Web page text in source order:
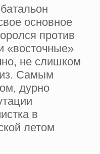
основное
против
«восточные»
не слишком
Самым
дурно
в
летом